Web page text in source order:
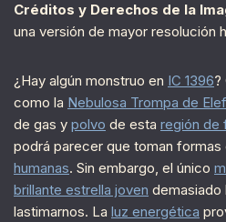
Créditos y Derechos de la
una versión de mayor resolución
¿Hay algún monstruo en IC 1396?
como la Nebulosa Trompa de
de gas y polvo de esta región de
podrá parecer que toman formas
humanas. Sin embargo, el único
brillante estrella joven demasiado
lastimarnos. La luz energética